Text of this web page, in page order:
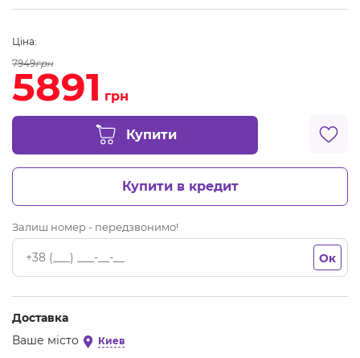
Ціна:
7949грн
5891 грн
Купити
Купити в кредит
Залиш номер - передзвонимо!
Ок
Доставка
Ваше місто
Киев